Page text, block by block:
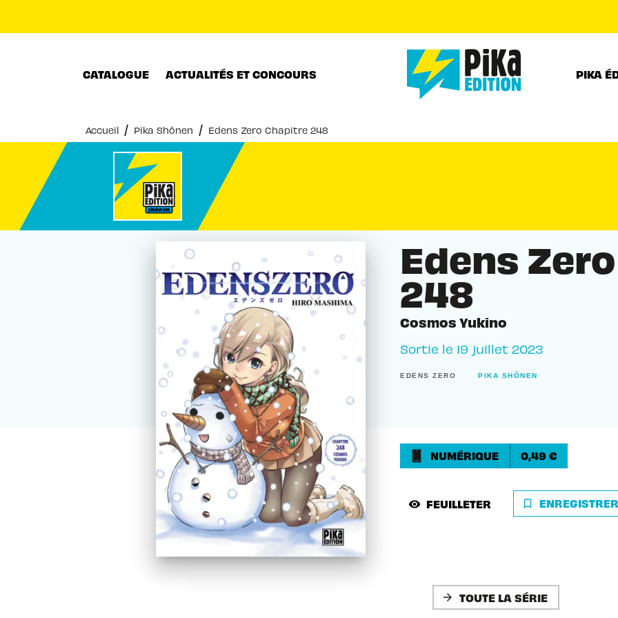
CATALOGUE ACTUALITÉS ET CONCOURS PIKA
Accueil / Pika Shônen / Edens Zero Chapitre 248
Edens
248
Cosmos Yukino
Sortie le 19 juillet 2023
EDENS ZERO PIKA SHÔNEN
NUMÉRIQUE 0,49 €
visibility FEUILLETER bookmark_border ENREGISTRER
arrow_forward TOUTE LA SÉRIE